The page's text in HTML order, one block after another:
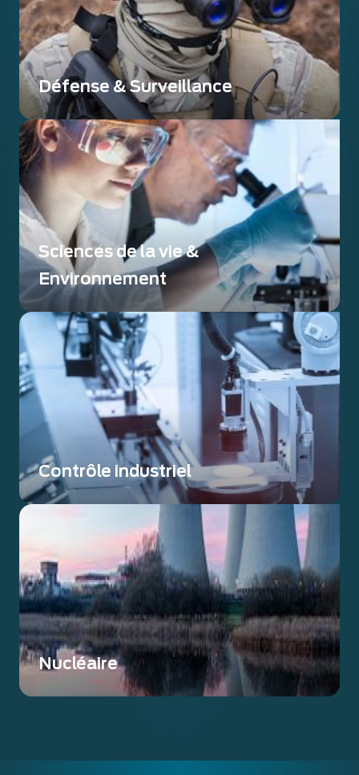
Défense & Surveillance
Des solutions innovantes et de haute qualité,
conçues pour répondre aux exigences des
secteurs de la défense et de la surveillance.
Sciences de la vie &
Environnement
Des solutions d'imagerie et de détection
offrant une qualité d'image élevée ou une
détection de bas niveau afin de permettre des
percées dans le domaine des sciences de la
vie.
Contrôle industriel
Exosens propose des solutions innovantes qui
élèvent le contrôle et les essais non
destructifs à un niveau supérieur.
Nucléaire
L'instrumentation nucléaire est essentielle
nucléaire.